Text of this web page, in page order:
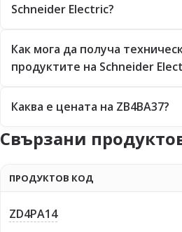
Schneider Electric?
Как мога да получа
продуктите на Schneider
Каква е цената на ZB4BA37?
Свързани
ПРОДУКТОВ КОД
ZD4PA14